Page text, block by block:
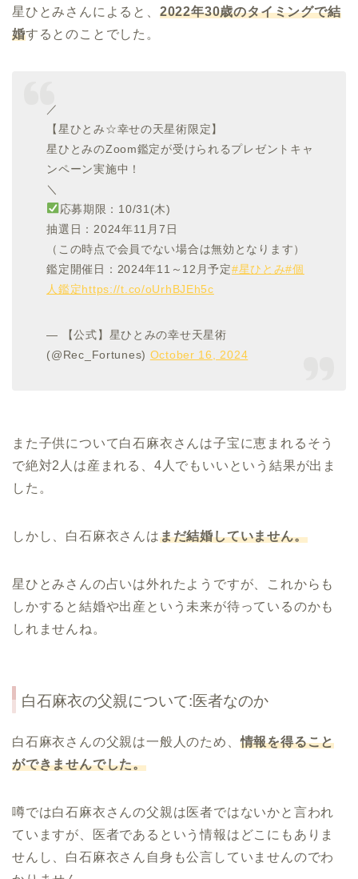
星ひとみさんによると、 2022年30歳のタイミングで結
婚するとのことでした。
／
【星ひとみ☆幸せの天星術限定】
星ひとみのZoom鑑定が受けられるプレゼントキャ
ンペーン実施中！
＼
応募期限：10/31(木)
抽選日：2024年11月7日
（この時点で会員でない場合は無効となります）
鑑定開催日：2024年11～12月予定#星ひとみ#個
人鑑定https://t.co/oUrhBJEh5c
— 【公式】星ひとみの幸せ天星術
(@Rec_Fortunes) October 16, 2024
また子供について白石麻衣さんは子宝に恵まれるそう
で絶対2人は産まれる、4人でもいいという結果が出ま
した。
しかし、白石麻衣さんはまだ結婚していません。
星ひとみさんの占いは外れたようですが、これからも
しかすると結婚や出産という未来が待っているのかも
しれませんね。
白石麻衣の父親について:医者なのか
白石麻衣さんの父親は一般人のため、情報を得ること
ができませんでした。
噂では白石麻衣さんの父親は医者ではないかと言われ
ていますが、医者であるという情報はどこにもありま
せんし、白石麻衣さん自身も公言していませんのでわ